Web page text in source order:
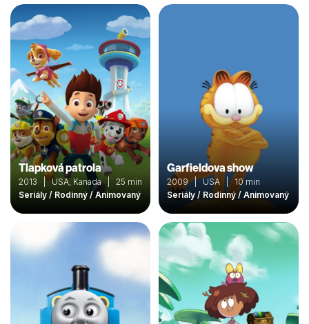
Tlapková patrola
2013 | USA, Kanada | 25 min
Seriály / Rodinný / Animovaný
Garfieldova show
2009 | USA | 10 min
Seriály / Rodinný / Animovaný